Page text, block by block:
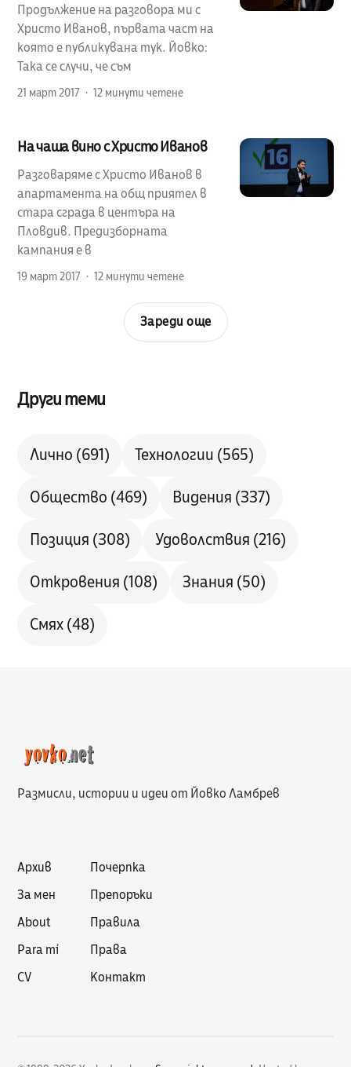
Продължение на разговора ми с
Христо Иванов, първата част на
която е публикувана тук. Йовко:
Така се случи, че съм
21 март 2017 12 минути четене
На чаша вино с Христо Иванов
Разговаряме с Христо Иванов в
апартамента на общ приятел в
стара сграда в центъра на
Пловдив. Предизборната
кампания е в
19 март 2017 12 минути четене
Зареди още
Други теми
Лично (691) Технологии (565)
Общество (469) Видения (337)
Позиция (308) Удоволствия (216)
Откровения (108) Знания (50)
Смях(48)
Размисли, истории и идеи от Йовко Ламбрев
Архив
За мен
About
Para mí
CV
Почерпка
Препоръки
Правила
Права
Контакт